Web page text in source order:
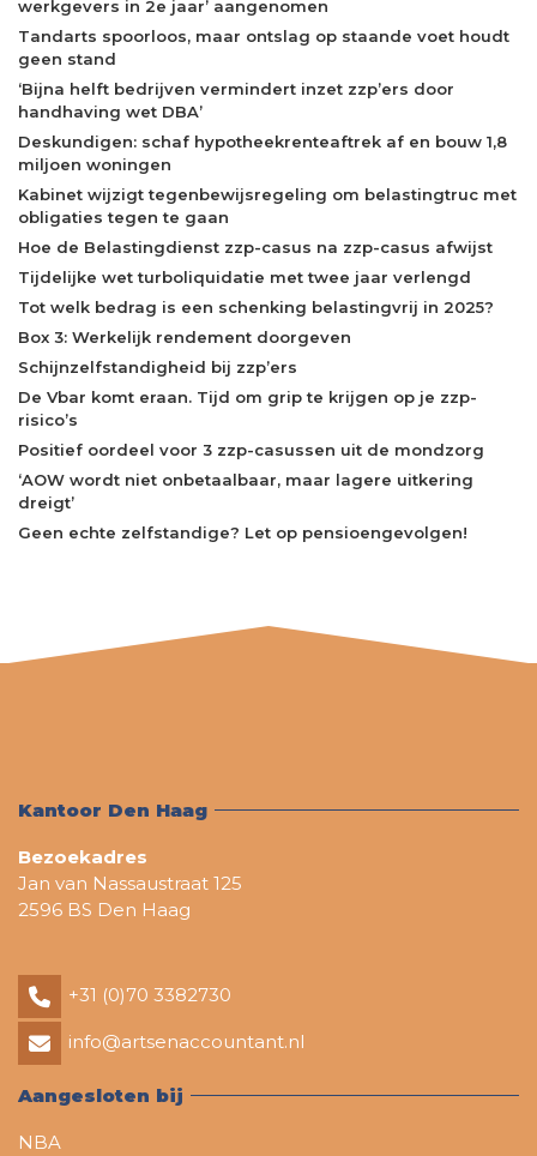
werkgevers in 2e jaar’ aangenomen
Tandarts spoorloos, maar ontslag op staande voet houdt
geen stand
‘Bijna helft bedrijven vermindert inzet zzp’ers door
handhaving wet DBA’
Deskundigen: schaf hypotheekrenteaftrek af en bouw 1,8
miljoen woningen
Kabinet wijzigt tegenbewijsregeling om belastingtruc met
obligaties tegen te gaan
Hoe de Belastingdienst zzp-casus na zzp-casus afwijst
Tijdelijke wet turboliquidatie met twee jaar verlengd
Tot welk bedrag is een schenking belastingvrij in 2025?
Box 3: Werkelijk rendement doorgeven
Schijnzelfstandigheid bij zzp’ers
De Vbar komt eraan. Tijd om grip te krijgen op je zzp-
risico’s
Positief oordeel voor 3 zzp-casussen uit de mondzorg
‘AOW wordt niet onbetaalbaar, maar lagere uitkering
dreigt’
Geen echte zelfstandige? Let op pensioengevolgen!
Kantoor Den Haag
Bezoekadres
Jan van Nassaustraat 125
2596 BS Den Haag
+31 (0)70 3382730
info@artsenaccountant.nl
Aangesloten bij
NBA